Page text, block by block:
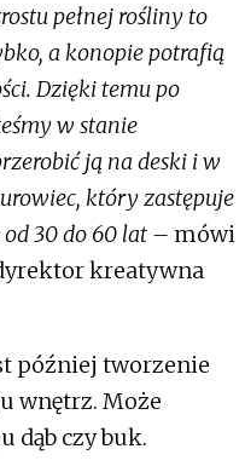
pełnej rośliny to
a konopie potrafią
Dzięki temu po
w stanie
ją na deski i w
który zastępuje
30 do 60 lat – mówi
kreatywna
później tworzenie
wnętrz. Może
dąb czy buk.